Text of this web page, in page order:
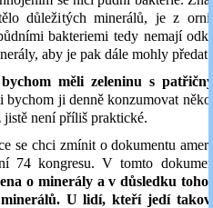
důležitých minerálů, je z
bakteriemi tedy nemají
aby je pak dále mohly předat
měli zeleninu s
bychom ji denně konzumovat
není příliš praktické.
zmínit o dokumentu
74 kongresu. V tomto
o minerály a v důsledku
minerálů. U lidí, kteří jedí